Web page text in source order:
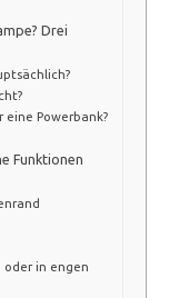
Drei
Powerbank?
Funktionen
in engen